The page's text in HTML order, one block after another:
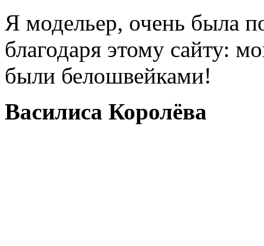
Я модельер, очень была
благодаря этому сайту:
были белошвейками!
Василиса Королёва